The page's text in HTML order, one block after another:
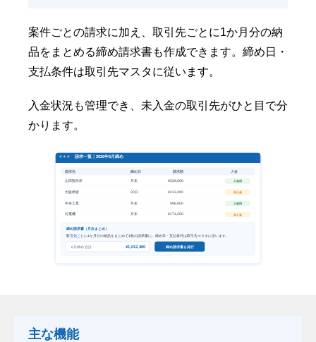
案件ごとの請求に加え、取引先ごとに1か月分の納
品をまとめる締め請求書も作成できます。締め日・
支払条件は取引先マスタに従います。
入金状況も管理でき、未入金の取引先がひと目で分
かります。
主な機能